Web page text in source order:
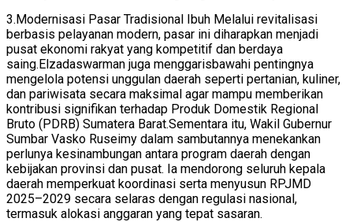
3.Modernisasi Pasar Tradisional Ibuh Melalui revitalisasi
berbasis pelayanan modern, pasar ini diharapkan menjadi
pusat ekonomi rakyat yang kompetitif dan berdaya
saing.Elzadaswarman juga menggarisbawahi pentingnya
mengelola potensi unggulan daerah seperti pertanian, kuliner,
dan pariwisata secara maksimal agar mampu memberikan
kontribusi signifikan terhadap Produk Domestik Regional
Bruto (PDRB) Sumatera Barat.Sementara itu, Wakil Gubernur
Sumbar Vasko Ruseimy dalam sambutannya menekankan
perlunya kesinambungan antara program daerah dengan
kebijakan provinsi dan pusat. Ia mendorong seluruh kepala
daerah memperkuat koordinasi serta menyusun RPJMD
2025–2029 secara selaras dengan regulasi nasional,
termasuk alokasi anggaran yang tepat sasaran.